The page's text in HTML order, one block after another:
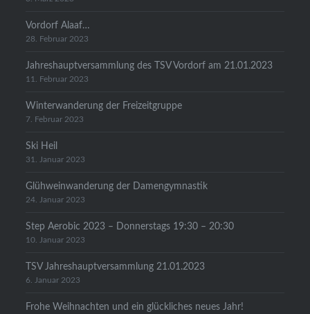
Vordorf Alaaf…
28. Februar 2023
Jahreshauptversammlung des TSV Vordorf am 21.01.2023
11. Februar 2023
Winterwanderung der Freizeitgruppe
7. Februar 2023
Ski Heil
31. Januar 2023
Glühweinwanderung der Damengymnastik
24. Januar 2023
Step Aerobic 2023 – Donnerstags 19:30 – 20:30
10. Januar 2023
TSV Jahreshauptversammlung 21.01.2023
6. Januar 2023
Frohe Weihnachten und ein glückliches neues Jahr!